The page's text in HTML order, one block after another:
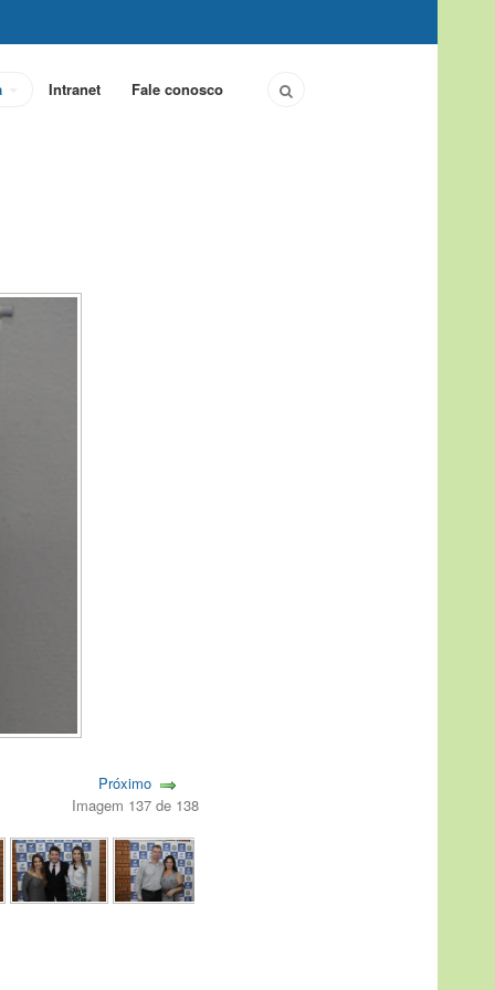
Intranet Fale conosco
Próximo
Imagem 137 de 138